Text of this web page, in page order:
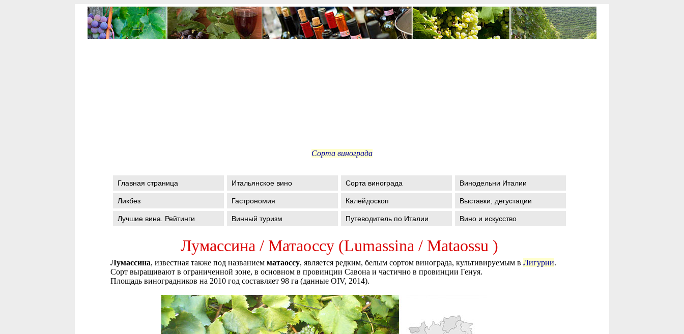
Сорта винограда
Главная страница Итальянское вино Сорта винограда Винодельни Италии
Ликбез Гастрономия Калейдоскоп Выставки, дегустации
Лучшие вина. Рейтинги Винный туризм Путеводитель по Италии Вино и искусство
Лумассина / Матаоссу (Lumassina / Mataossu )
Лумассина, известная также под названием матаоссу, является редким, белым сортом винограда, культивируемым в Лигурии.
Сорт выращивают в ограниченной зоне, в основном в провинции Савона и частично в провинции Генуя.
Площадь виноградников на 2010 год составляет 98 га (данные OIV, 2014).